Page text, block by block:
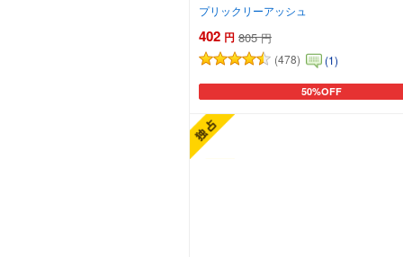
プリックリーアッシュ
402 円 805 円
(478)
(1)
50%OFF
カートに追加